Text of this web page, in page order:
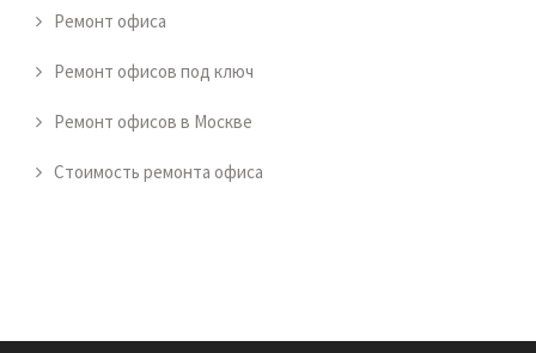
Ремонт офиса
Ремонт офисов под ключ
Ремонт офисов в Москве
Стоимость ремонта офиса